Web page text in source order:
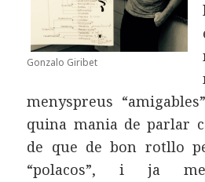
Gonzalo Giribet
menyspreus
quina mania de parlar
de que de bon rotllo
“polacos”, i ja